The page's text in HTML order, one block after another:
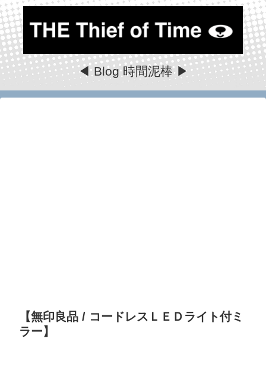
◀ Blog 時間泥棒 ▶
【無印良品 / コードレスＬＥＤライト付ミ
ラー】